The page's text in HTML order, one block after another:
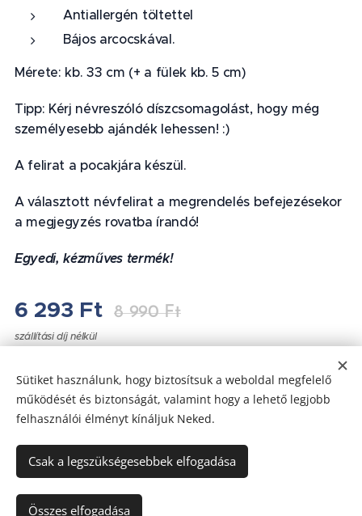
Antiallergén töltettel
Bájos arcocskával.
Mérete: kb. 33 cm (+ a fülek kb. 5 cm)
Tipp: Kérj névreszóló díszcsomagolást, hogy még
személyesebb ajándék lehessen! :)
A felirat a pocakjára készül.
A választott névfelirat a megrendelés befejezésekor
a megjegyzés rovatba írandó!
Egyedi, kézműves termék!
6 293 Ft 8 990Ft
szállítási díj nélkül
Az oldalt aWebnodeműködteti
Sütiket használunk, hogy biztosítsuk a weboldal megfelelő
működését és biztonságát, valamint hogy a lehető legjobb
felhasználói élményt kínáljuk Neked.
Csak a legszükségesebbek elfogadása
Összes elfogadása